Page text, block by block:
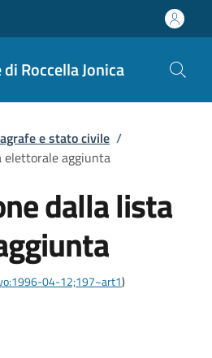
Roccella Jonica
e stato civile /
elettorale aggiunta
dalla lista
04-12;197~art1)